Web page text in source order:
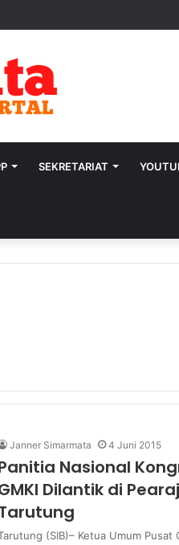
SEKRETARIAT
Janner Simarmata 4 Juni 2015
Nasional
Dilantik di
(SIB)– Ketua Umum Pusat